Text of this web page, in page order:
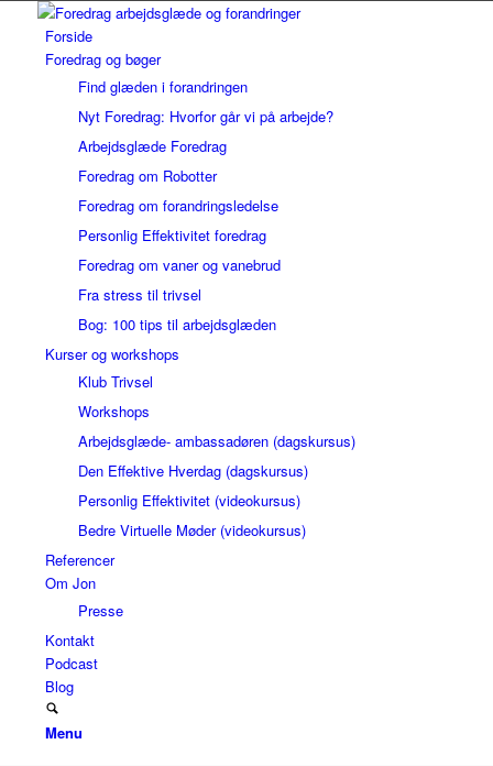
Forside
Foredrag og bøger
Find glæden i forandringen
Nyt Foredrag: Hvorfor går vi på arbejde?
Arbejdsglæde Foredrag
Foredrag om Robotter
Foredrag om forandringsledelse
Personlig Effektivitet foredrag
Foredrag om vaner og vanebrud
Fra stress til trivsel
Bog: 100 tips til arbejdsglæden
Kurser og workshops
Klub Trivsel
Workshops
Arbejdsglæde- ambassadøren (dagskursus)
Den Effektive Hverdag (dagskursus)
Personlig Effektivitet (videokursus)
Bedre Virtuelle Møder (videokursus)
Referencer
Om Jon
Presse
Kontakt
Podcast
Blog
Menu